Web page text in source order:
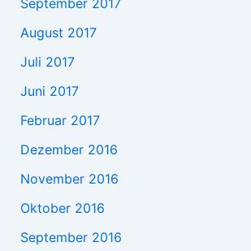
August 2017
Juli 2017
Juni 2017
Februar 2017
Dezember 2016
November 2016
Oktober 2016
September 2016